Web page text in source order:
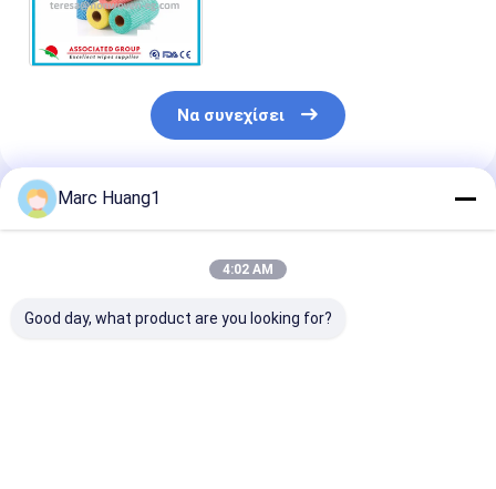
Να συνεχίσει
Συνιστώμενα Προϊόντα
Marc Huang1
4:02 AM
Good day, what product are you looking for?